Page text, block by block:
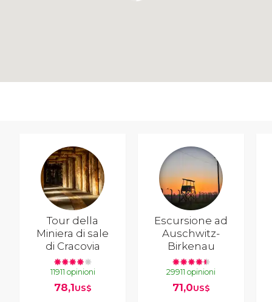
Tour della
Miniera di sale
di Cracovia
11911 opinioni
78,1US$
Escursione ad
Auschwitz-
Birkenau
29911 opinioni
71,0US$